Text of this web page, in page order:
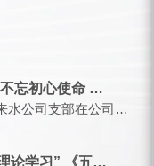
中共滑县自来水公司支部 “不忘初心使命 传承红色基因”主题党...
7月27日上午，中共滑县自来水公司支部在公司大会议室召开会议，组织开展“不忘初心使命 传承红色...
中共滑县自来水公司支部“理论学习” 《五起政绩观偏差典型案件...